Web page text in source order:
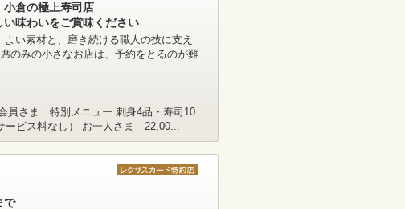
小倉の極上寿司店
味わいをご賞味ください
い素材と、磨き続ける職人の技に支え
のみの小さなお店は、予約をとるのが難
員さま 特別メニュー 刺身4品・寿司10
ービス料なし） お一人さま 22,00...
で